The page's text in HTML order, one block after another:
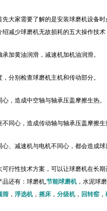
大家需要了解的是安装球磨机设备
减少球磨机无故损耗的五大操作技术
加黄油润滑，减速机加机油润滑。
分别检查球磨机主机和传动部分。
，造成中空轴与轴承压盖摩擦生热。
同心，造成传动轴与轴承压盖摩擦生
、减速机与电机不同心，都会造成球
行性技术方案，可以让球磨机在长
品还有：球磨机,节能球磨机，水泥球
筛， 浮选机， 摇床， 分级机， 回转窑，